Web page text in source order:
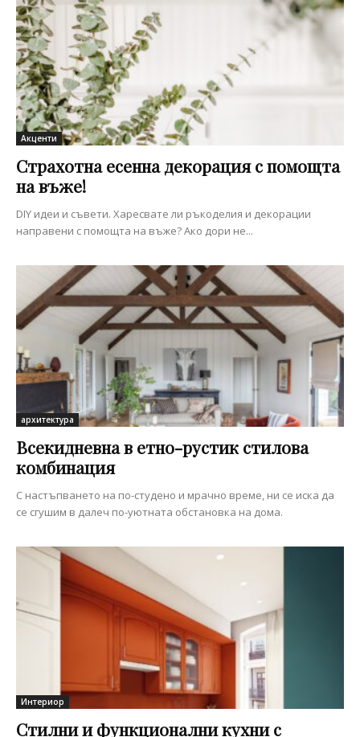
Акценти
Страхотна есенна декорация с помощта
на въже!
DIY идеи и съвети. Харесвате ли ръкоделия и декорации
направени с помощта на въже? Ако дори не...
архитектура
Всекидневна в етно-рустик стилова
комбинация
С настъпването на по-студено и мрачно време, ни се иска да
се сгушим в далеч по-уютната обстановка на дома.
Интериор
Стилни и функционални кухни с